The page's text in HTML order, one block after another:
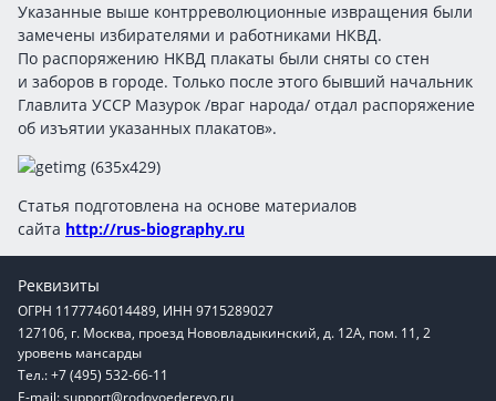
Указанные выше контрреволюционные извращения были
замечены избирателями и работниками НКВД.
По распоряжению НКВД плакаты были сняты со стен
и заборов в городе. Только после этого бывший начальник
Главлита УССР Мазурок /враг народа/ отдал распоряжение
об изъятии указанных плакатов».
Статья подготовлена на основе материалов
сайта http://rus-biography.ru
Реквизиты
ОГРН 1177746014489, ИНН 9715289027
127106, г. Москва, проезд Нововладыкинский, д. 12А, пом. 11, 2
уровень мансарды
Тел.: +7 (495) 532-66-11